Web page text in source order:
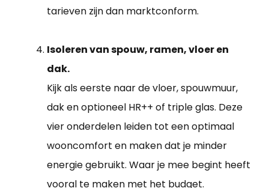
tarieven zijn dan marktconform.
Isoleren van spouw, ramen, vloer en
dak.
Kijk als eerste naar de vloer, spouwmuur,
dak en optioneel HR++ of triple glas. Deze
vier onderdelen leiden tot een optimaal
wooncomfort en maken dat je minder
energie gebruikt. Waar je mee begint heeft
vooral te maken met het budget.